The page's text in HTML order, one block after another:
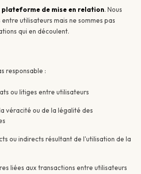
plateforme de mise en relation. Nous
utilisateurs mais ne sommes pas
qui en découlent.
responsable :
ou litiges entre utilisateurs
véracité ou de la légalité des
ou indirects résultant de l'utilisation de la
liées aux transactions entre utilisateurs